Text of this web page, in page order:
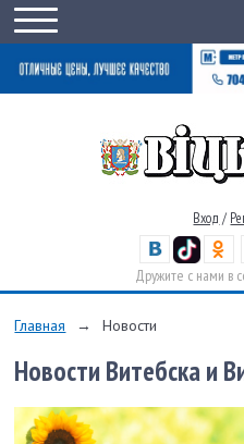
Вход /
Дружите с нами в
Главная → Новости
Новости Витебска и